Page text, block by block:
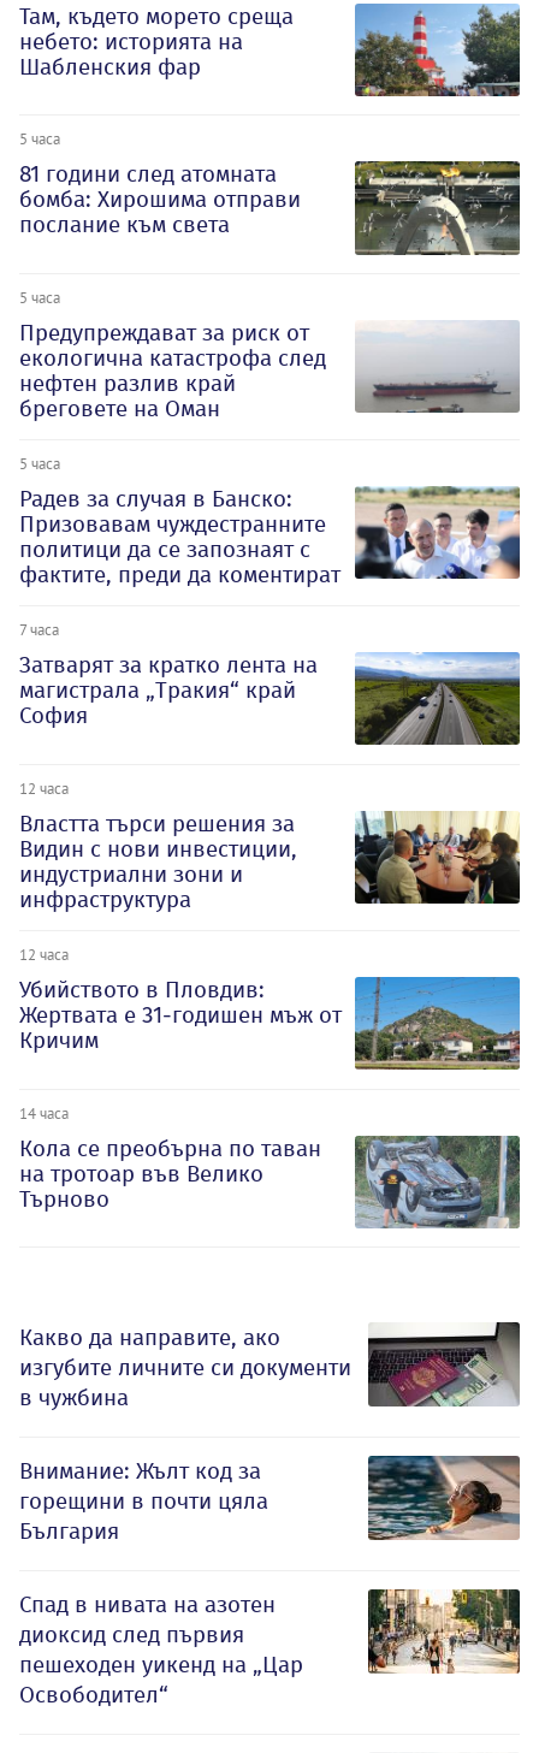
Там, където морето среща
небето: историята на
Шабленския фар
5 часа
81 години след атомната
бомба: Хирошима отправи
послание към света
5 часа
Предупреждават за риск от
екологична катастрофа след
нефтен разлив край
бреговете на Оман
5 часа
Радев за случая в Банско:
Призовавам чуждестранните
политици да се запознаят с
фактите, преди да коментират
7 часа
Затварят за кратко лента на
магистрала „Тракия“ край
София
12 часа
Властта търси решения за
Видин с нови инвестиции,
индустриални зони и
инфраструктура
12 часа
Убийството в Пловдив:
Жертвата е 31-годишен мъж от
Кричим
14 часа
Кола се преобърна по таван
на тротоар във Велико
Търново
Какво да направите, ако
изгубите личните си документи
в чужбина
Внимание: Жълт код за
горещини в почти цяла
България
Спад в нивата на азотен
диоксид след първия
пешеходен уикенд на „Цар
Освободител“